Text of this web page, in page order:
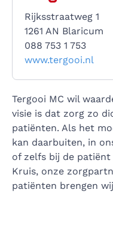
Tergooi MC wil
visie is dat zorg zo
patiënten. Als het
kan daarbuiten, in
of zelfs bij de
Kruis, onze
patiënten brengen
Rijksstraatweg 1
1261 AN Blaricum
088 753 1 753
www.tergooi.nl